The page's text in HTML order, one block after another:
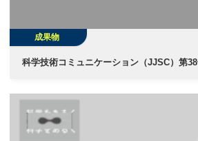
成果物
科学技術コミュニケーション（JJSC）第